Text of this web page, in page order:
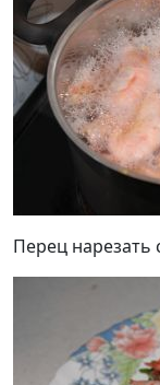
Перец нарезать